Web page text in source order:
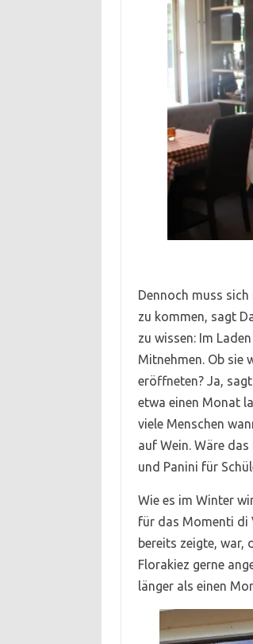
Dennoch muss
zu kommen, sagt
zu wissen: Im
Mitnehmen. Ob sie
eröffneten? Ja,
etwa einen Monat
viele Menschen
auf Wein. Wäre
und Panini für
Wie es im Winter
für das Momenti di
bereits zeigte, war,
Florakiez gerne
länger als einen